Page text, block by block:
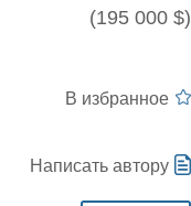
(195 000 $)
В избранное
Написать автору